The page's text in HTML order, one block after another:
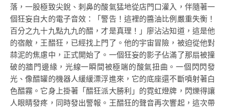
落，一股極致尖銳、刺鼻的酸氣猛地從店門口灌入，伴隨著一
個狂妄自大的電子音效：「警告！這裡的醬油比例嚴重失衡！
百分之九十九點九九的醋，才是真理！」廖沾沾知道，這是他
的宿敵，王醋狂，已經找上門了。他的宇宙冒險，被迫從他對
蒜泥的焦慮中，正式開始了。一個狂妄的影子佔滿了那扇被撞
破的牆門邊緣，光線一瞬間被極端的酸氣扭曲。一個閃閃發
光、像醋罐的機器人緩緩漂浮進來，它的底座還不斷噴射著白
色醋霧。它身上掛著「醋狂派大勝利」的霓虹燈牌，閃爍得讓
人眼睛發疼，同時發出警報。王醋狂的聲音再次響起，這次帶